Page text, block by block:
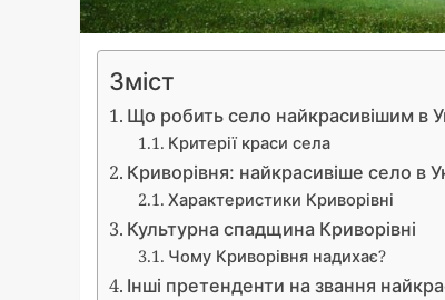
Зміст
Що робить село найкрасивішим в
Критерії краси села
Криворівня: найкрасивіше село в
Характеристики Криворівні
Культурна спадщина Криворівні
Чому Криворівня надихає?
Інші претенденти на звання